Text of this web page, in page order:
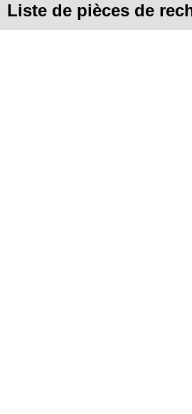
Liste de pièces de